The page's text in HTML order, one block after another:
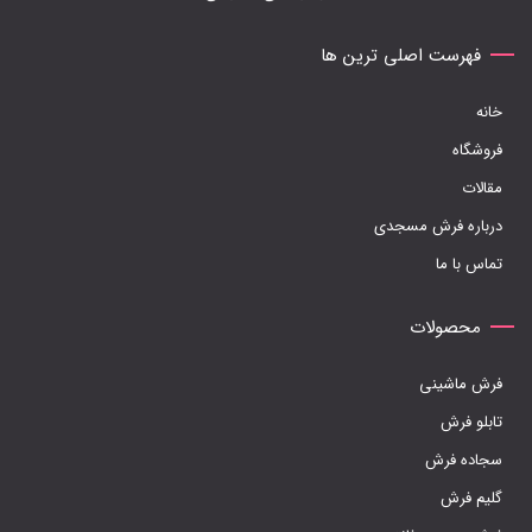
است
صفحه
محصول
انتخاب
فهرست اصلی ترین ها
خانه
فروشگاه
مقالات
درباره فرش مسجدی
تماس با ما
محصولات
فرش ماشینی
تابلو فرش
سجاده فرش
گلیم فرش